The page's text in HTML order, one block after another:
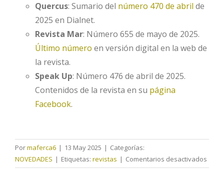
Quercus: Sumario del número 470 de abril de
2025 en Dialnet.
Revista Mar: Número 655 de mayo de 2025.
Último número en versión digital en la web de
la revista.
Speak Up: Número 476 de abril de 2025.
Contenidos de la revista en su página
Facebook.
Pormaferca6 | 13 May 2025 | Categorías:
NOVEDADES | Etiquetas: revistas | Comentarios desactivados